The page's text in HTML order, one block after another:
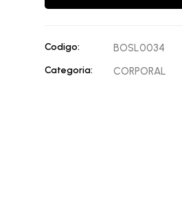
Codigo: BOSL0034
Categoria: CORPORAL